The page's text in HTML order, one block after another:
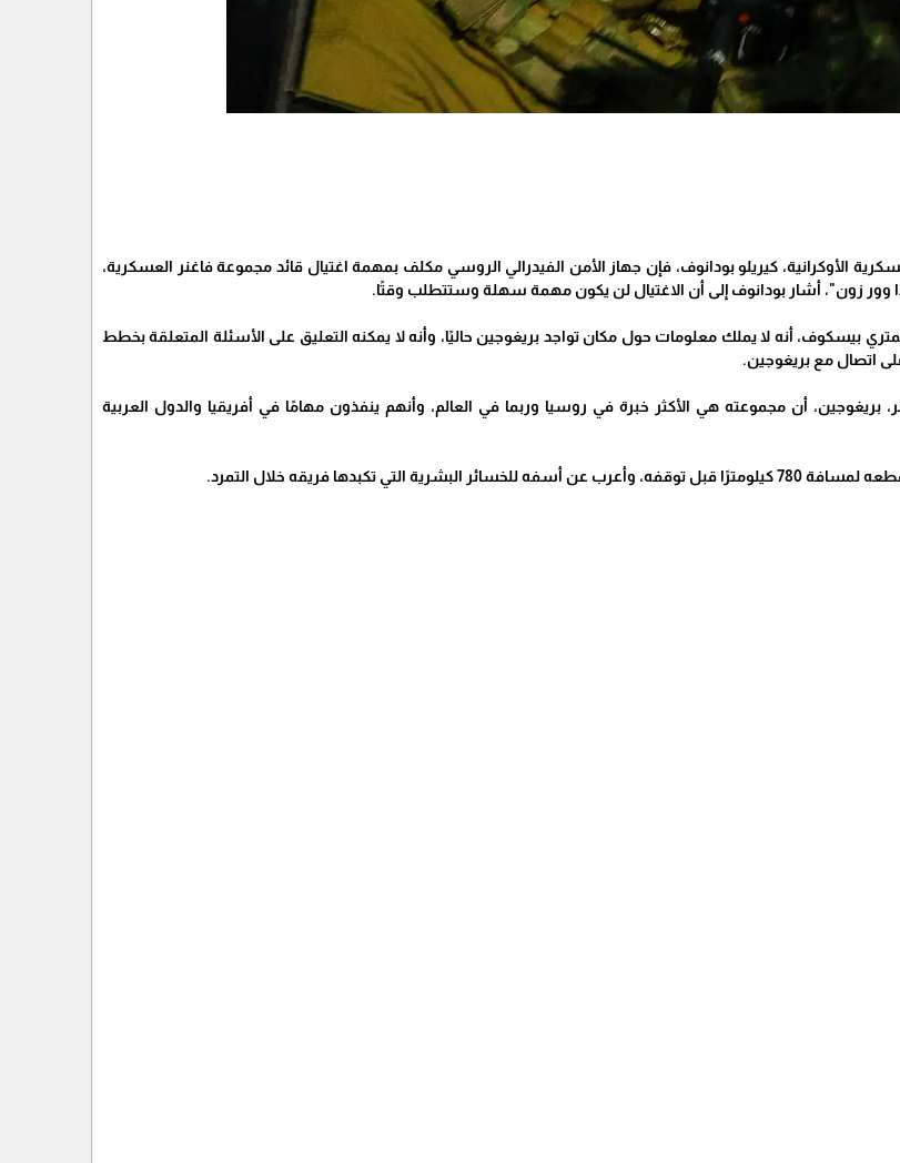
الأوكرانية، كيريلو بودانوف، فإن جهاز الأمن الفيدرالي الروسي مكلف بمهمة اغتيال قائد مجموعة فاغنر العسكرية،
وور زون"، أشار بودانوف إلى أن الاغتيال لن يكون مهمة سهلة وستتطلب وقتًا.
بيسكوف، أنه لا يملك معلومات حول مكان تواجد بريغوجين حاليًا، وأنه لا يمكنه التعليق على الأسئلة المتعلقة بخطط
على اتصال مع بريغوجين.
أن مجموعته هي الأكثر خبرة في روسيا وربما في العالم، وأنهم ينفذون مهامًا في أفريقيا والدول العربية
التي تكبدها فريقه خلال التمرد.